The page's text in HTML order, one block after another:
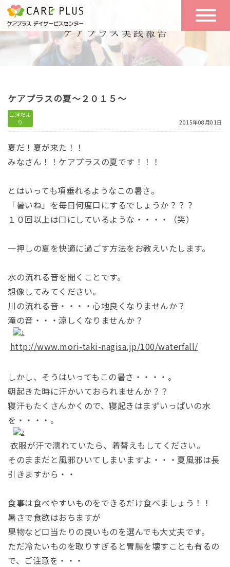
こんな方に
おすすめ
一日の流れ
一日体験
体験希望
ケアプラスの夏～２０１５～
三津だよ
り
2015年08月01日
夏だ！夏が来た！！
みなさん！！ケアプラスの夏です！！！
とはいっても項垂れるようなこの暑さ。
「暑いね」を毎日何度口にするでしょうか？？？
１０回以上は口にしているような・・・・（笑）
一押しの夏を快適に過ごす方法をお教えいたします。
水の流れる音を聞くことです。
想像してみてください。
川の流れる音・・・・心地良くなりませんか？
滝の音・・・涼しくなりませんか？
http://www.mori-taki-nagisa.jp/100/waterfall/
しかし、そうはいってもこの暑さ・・・・。
朝起きた時に汗かいておられませんか？？
寝汗もたくさんかくので、寝起きはまずいっぱいの水
を・・・・。
衣服が汗で濡れていたら、着替えもしてください。
そのままだと風邪ひいてしまいますよ・・・夏風邪は長
引きますから・・
食事は食べやすいものをできるだけ食べましょう！！
暑さで食欲はおちますが
果物など口当たりの良いものを選んでも大丈夫です。
ただ冷たいものを取りすぎると胃腸を壊すことも有るの
で、ご注意を・・・